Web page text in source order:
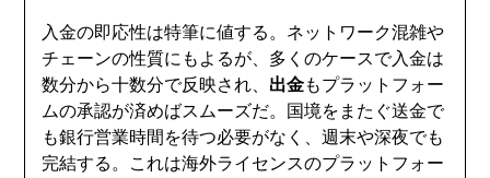
入金の即応性は特筆に値する。ネットワーク混雑や
チェーンの性質にもよるが、多くのケースで入金は
数分から十数分で反映され、 出金もプラットフォー
ムの承認が済めばスムーズだ。国境をまたぐ送金で
も銀行営業時間を待つ必要がなく、週末や深夜でも
完結する。これは海外ライセンスのプラットフォー